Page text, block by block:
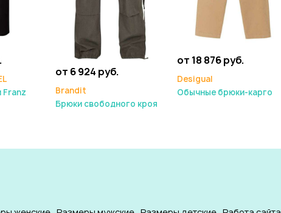
от 6 924 руб.
Brandit
Брюки свободного кроя
от 18 876 руб.
Desigual
Обычные брюки-карго